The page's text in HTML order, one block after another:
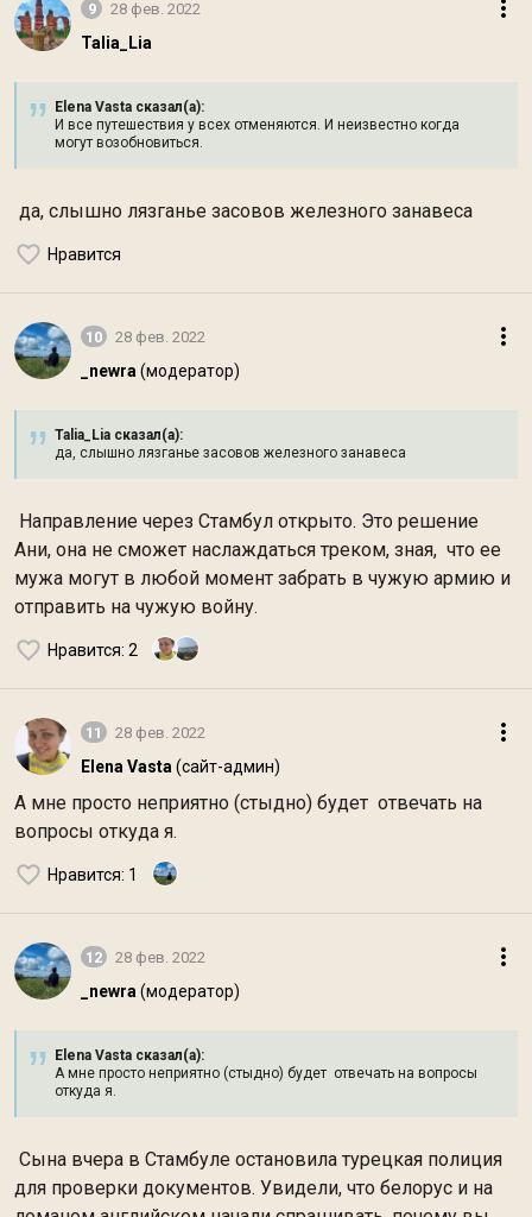
9 28 фев. 2022
Talia_Lia
Elena Vasta сказал(а):
И все путешествия у всех отменяются. И неизвестно когда
могут возобновиться.
да, слышно лязганье засовов железного занавеса
Нравится
10 28 фев. 2022
_newra (модератор)
Talia_Lia сказал(а):
да, слышно лязганье засовов железного занавеса
Направление через Стамбул открыто. Это решение
Ани, она не сможет наслаждаться треком, зная, что ее
мужа могут в любой момент забрать в чужую армию и
отправить на чужую войну.
Нравится: 2
11 28 фев. 2022
Elena Vasta (сайт-админ)
А мне просто неприятно (стыдно) будет отвечать на
вопросы откуда я.
Нравится: 1
12 28 фев. 2022
_newra (модератор)
Elena Vasta сказал(а):
А мне просто неприятно (стыдно) будет отвечать на вопросы
откуда я.
Сына вчера в Стамбуле остановила турецкая полиция
для проверки документов. Увидели, что белорус и на